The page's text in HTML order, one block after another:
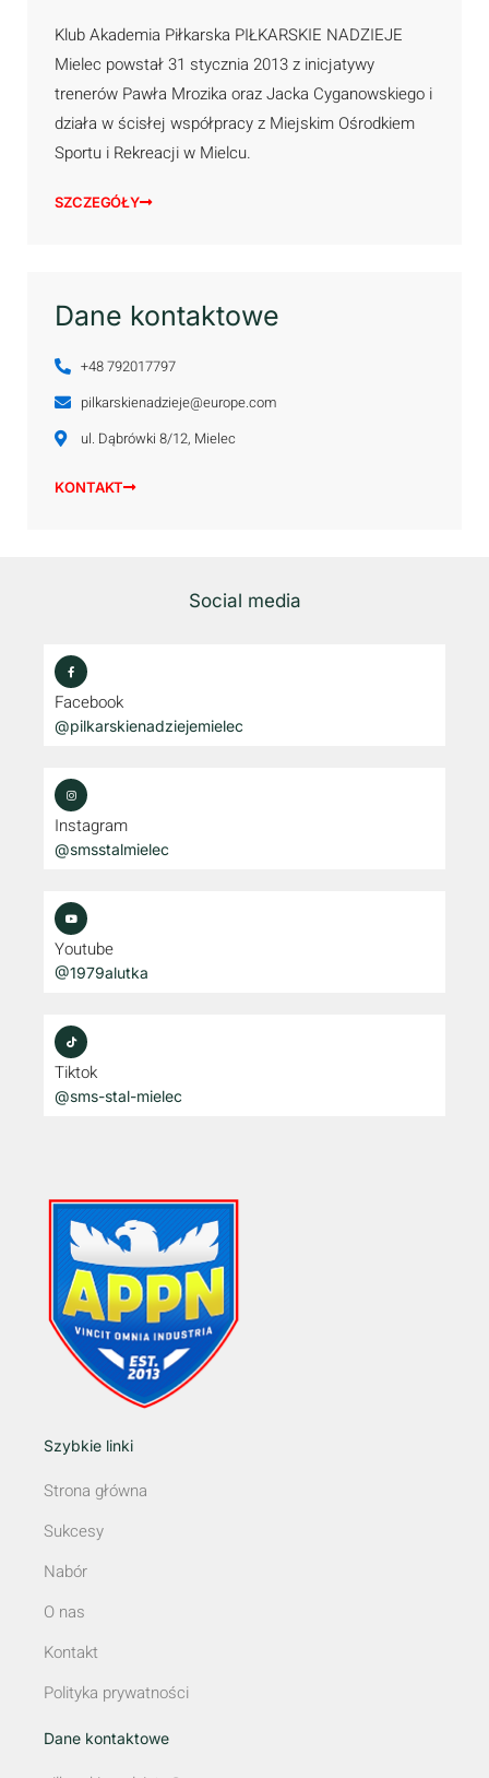
Klub Akademia Piłkarska PIŁKARSKIE NADZIEJE
Mielec powstał 31 stycznia 2013 z inicjatywy
trenerów Pawła Mrozika oraz Jacka Cyganowskiego i
działa w ścisłej współpracy z Miejskim Ośrodkiem
Sportu i Rekreacji w Mielcu.
SZCZEGÓŁY
Dane kontaktowe
+48 792017797
pilkarskienadzieje@europe.com
ul. Dąbrówki 8/12, Mielec
KONTAKT
Social media
Facebook
@pilkarskienadziejemielec
Instagram
@smsstalmielec
Youtube
@1979alutka
Tiktok
@sms-stal-mielec
Szybkie linki
Strona główna
Sukcesy
Nabór
O nas
Kontakt
Polityka prywatności
Dane kontaktowe